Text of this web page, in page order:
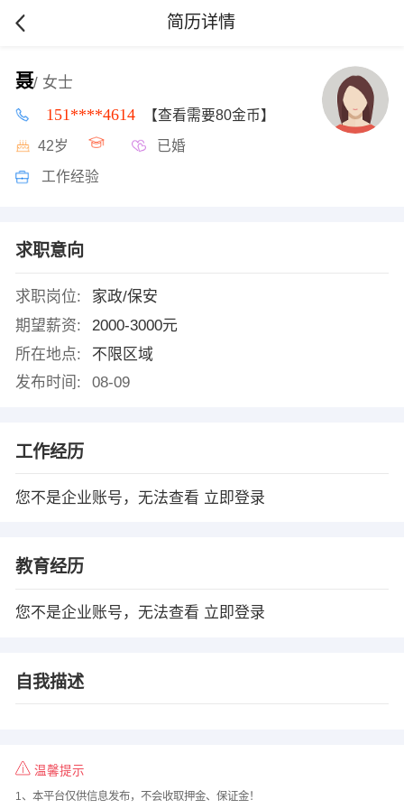
简历详情
聂/ 女士
151****4614 【查看需要80金币】
42岁 已婚
工作经验
求职意向
求职岗位:
家政/保安
期望薪资:
2000-3000元
所在地点:
不限区域
发布时间:
08-09
工作经历
您不是企业账号，无法查看 立即登录
教育经历
您不是企业账号，无法查看 立即登录
自我描述
温馨提示
1、本平台仅供信息发布，不会收取押金、保证金！